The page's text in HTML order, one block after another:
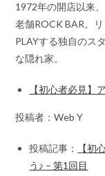
1972年の開店以来
老舗ROCK BAR。
PLAYする独自のス
な隠れ家。
【初心者必見】
投稿者：Web Y
投稿記事：
【初
う♪ – 第1回目